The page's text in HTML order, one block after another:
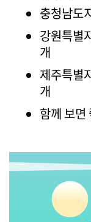
충청남도
강원특별
개
제주특별
개
함께 보면